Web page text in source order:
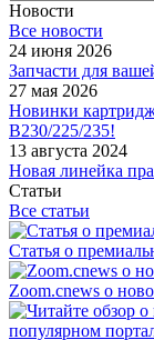
Новости
Все новости
24 июня 2026
Запчасти для
27 мая 2026
Новинки
B230/225/235!
13 августа 2024
Новая линейка
Статьи
Все статьи
Статья о
Zoom.cnews о